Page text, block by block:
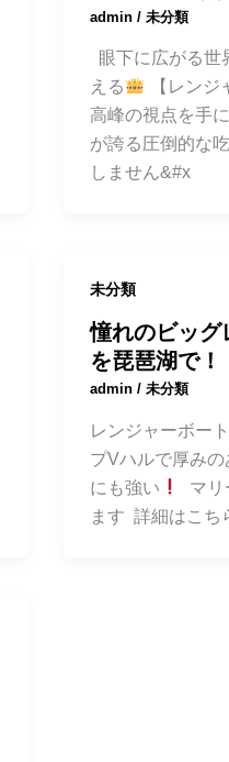
admin/未分類
眼下に広がる世
える
【レンジ
高峰の視点を手
が誇る圧倒的な
しません&#x
未分類
憧れのビッグ
を琵琶湖で！
admin/未分類
レンジャーボー
プVハルで厚み
にも強い
マリ
ます 詳細はこち